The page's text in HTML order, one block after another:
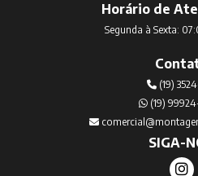
Horário de
Segunda à Sexta:
(19)
(19)
SIGA-